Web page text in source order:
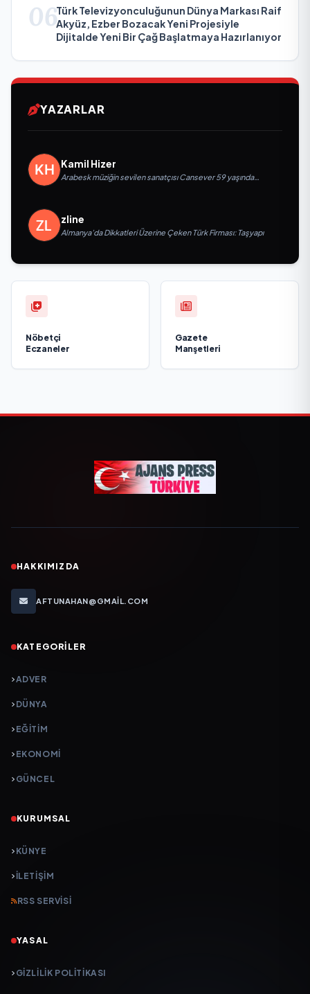
06Türk Televizyonculuğunun Dünya Markası Raif
Akyüz, Ezber Bozacak Yeni Projesiyle
Dijitalde Yeni Bir Çağ Başlatmaya Hazırlanıyor
YAZARLAR
Kamil Hizer
Arabesk müziğin sevilen sanatçısı Cansever 59 yaşında
zline
Almanya’da Dikkatleri Üzerine Çeken Türk Firması: Taşyapı
Nöbetçi
Eczaneler
Gazete
Manşetleri
HAKKIMIZDA
AFTUNAHAN@GMAIL.COM
KATEGORILER
ADVER
DÜNYA
EĞİTİM
EKONOMİ
GÜNCEL
KURUMSAL
KÜNYE
İLETIŞIM
RSS SERVISI
YASAL
GIZLILIK POLITIKASI